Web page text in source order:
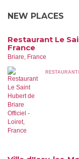
NEW PLACES
Restaurant Le
France
Briare, France